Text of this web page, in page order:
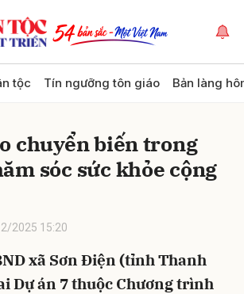
tộc Tín ngưỡng tôn giáo Bản làng
chuyển biến trong
sóc sức khỏe cộng
2025 15:20
xã Sơn Điện (tỉnh Thanh
Dự án 7 thuộc Chương trình